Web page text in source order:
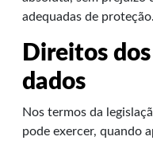
adequadas de proteção.
Direitos
dados
Nos termos da
pode exercer, quando